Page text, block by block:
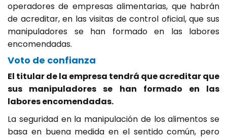
operadores de empresas alimentarias, que habrán
de acreditar, en las visitas de control oficial, que sus
manipuladores se han formado en las labores
encomendadas.
Voto de confianza
El titular de la empresa tendrá que acreditar que
sus manipuladores se han formado en las
labores encomendadas.
La seguridad en la manipulación de los alimentos se
basa en buena medida en el sentido común, pero